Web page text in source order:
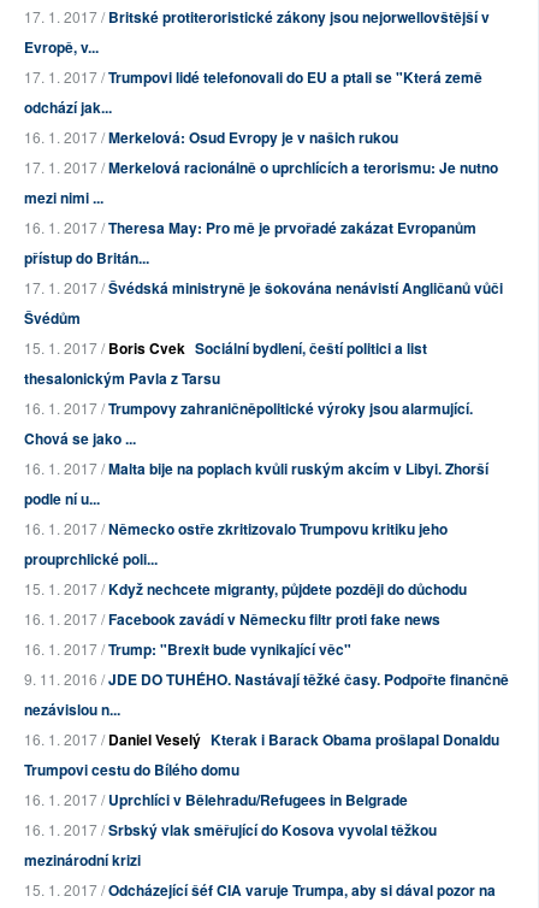
17. 1. 2017 /Britské protiteroristické zákony jsou nejorwellovštější v
Evropě, v...
17. 1. 2017 /Trumpovi lidé telefonovali do EU a ptali se "Která země
odchází jak...
16. 1. 2017 /Merkelová: Osud Evropy je v našich rukou
17. 1. 2017 /Merkelová racionálně o uprchlících a terorismu: Je nutno
mezi nimi ...
16. 1. 2017 /Theresa May: Pro mě je prvořadé zakázat Evropanům
přístup do Britán...
17. 1. 2017 /Švédská ministryně je šokována nenávistí Angličanů vůči
Švédům
15. 1. 2017 /Boris Cvek Sociální bydlení, čeští politici a list
thesalonickým Pavla z Tarsu
16. 1. 2017 /Trumpovy zahraničněpolitické výroky jsou alarmující.
Chová se jako ...
16. 1. 2017 /Malta bije na poplach kvůli ruským akcím v Libyi. Zhorší
podle ní u...
16. 1. 2017 /Německo ostře zkritizovalo Trumpovu kritiku jeho
prouprchlické poli...
15. 1. 2017 /Když nechcete migranty, půjdete později do důchodu
16. 1. 2017 /Facebook zavádí v Německu filtr proti fake news
16. 1. 2017 /Trump: "Brexit bude vynikající věc"
9. 11. 2016 /JDE DO TUHÉHO. Nastávají těžké časy. Podpořte finančně
nezávislou n...
16. 1. 2017 /Daniel Veselý Kterak i Barack Obama prošlapal Donaldu
Trumpovi cestu do Bílého domu
16. 1. 2017 /Uprchlíci v Bělehradu/Refugees in Belgrade
16. 1. 2017 /Srbský vlak směřující do Kosova vyvolal těžkou
mezinárodní krizi
15. 1. 2017 /Odcházející šéf CIA varuje Trumpa, aby si dával pozor na